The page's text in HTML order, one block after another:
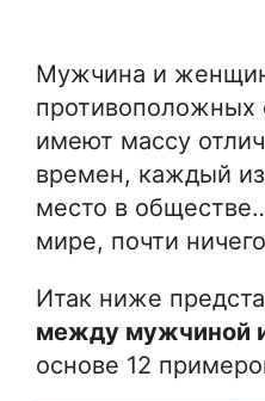
Мужчина и
противоположных
имеют массу
времен, каждый
место в
мире, почти
Итак ниже
между мужчиной
основе 12